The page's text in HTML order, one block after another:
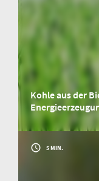
Kohle aus der
Klimaneutrale
unserer Zeit. Entdecken
annimmt.
5 MIN.